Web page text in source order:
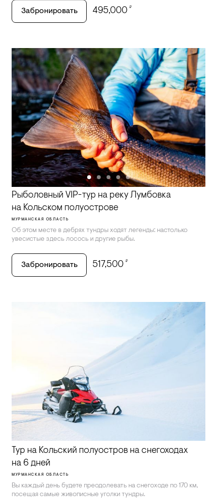
Забронировать 495,000 ₽
Рыболовный VIP-тур на реку Лумбовка
на Кольском полуострове
МУРМАНСКАЯ ОБЛАСТЬ
Об этом месте в дебрях тундры ходят легенды: настолько
увесистые здесь лосось и другие рыбы.
Забронировать 517,500 ₽
Тур на Кольский полуостров на снегоходах
на 6 дней
МУРМАНСКАЯ ОБЛАСТЬ
Вы каждый день будете преодолевать на снегоходе по 170 км,
посещая самые живописные уголки тундры.